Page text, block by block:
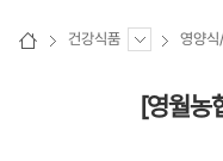
건강식품 영양식
[영월농